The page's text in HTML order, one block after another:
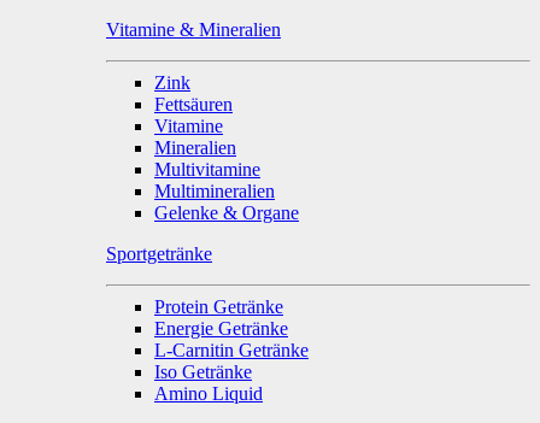
Vitamine & Mineralien
Zink
Fettsäuren
Vitamine
Mineralien
Multivitamine
Multimineralien
Gelenke & Organe
Sportgetränke
Protein Getränke
Energie Getränke
L-Carnitin Getränke
Iso Getränke
Amino Liquid